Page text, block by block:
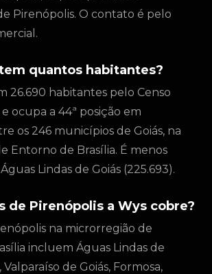
Pirenópolis. O contato é pelo
quantos habitantes?
26.690 habitantes pelo Censo
ocupa a 44ª posição em
os 246 municípios de Goiás, na
Entorno de Brasília. É menos
Lindas de Goiás (225.693).
de Pirenópolis a Wys cobre?
na microrregião de
incluem Águas Lindas de
Valparaíso de Goiás, Formosa,